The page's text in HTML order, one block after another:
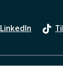
LinkedIn